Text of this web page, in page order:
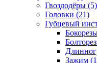
Гвоздодёры (5)
Головки (21)
Губцевый
Зажим